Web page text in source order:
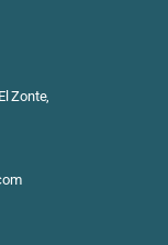
Zonte,